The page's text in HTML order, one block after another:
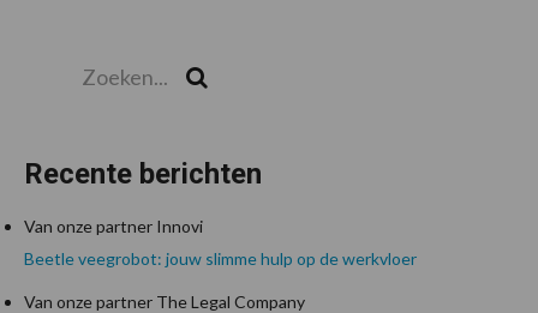
Recente berichten
Van onze partner Innovi
Beetle veegrobot: jouw slimme hulp op de werkvloer
Van onze partner The Legal Company